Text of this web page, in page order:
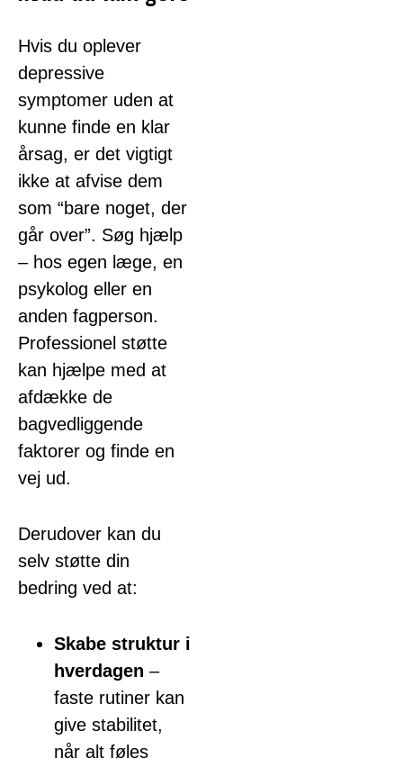
Hvis du oplever
depressive
symptomer uden at
kunne finde en klar
årsag, er det vigtigt
ikke at afvise dem
som “bare noget, der
går over”. Søg hjælp
– hos egen læge, en
psykolog eller en
anden fagperson.
Professionel støtte
kan hjælpe med at
afdække de
bagvedliggende
faktorer og finde en
vej ud.
Derudover kan du
selv støtte din
bedring ved at:
Skabe struktur i
hverdagen –
faste rutiner kan
give stabilitet,
når alt føles